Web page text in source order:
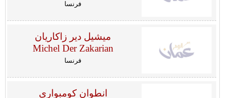
فرنسا
ميشيل دير زاكاريان
Michel Der Zakarian
فرنسا
انطوان كومبواري